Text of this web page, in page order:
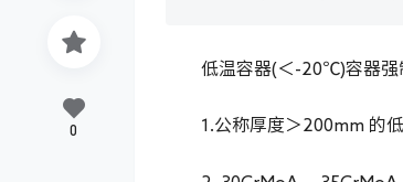
低温容器(＜-20℃)容器强
1.公称厚度＞200mm 的
0